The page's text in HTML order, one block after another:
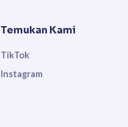
Temukan Kami
TikTok
Instagram